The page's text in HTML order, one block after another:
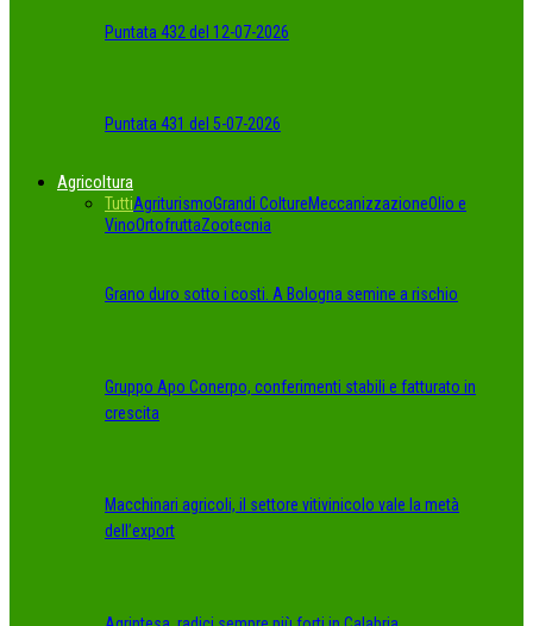
Puntata 432 del 12-07-2026
Puntata 431 del 5-07-2026
Agricoltura
TuttiAgriturismoGrandi ColtureMeccanizzazioneOlio e
VinoOrtofruttaZootecnia
Grano duro sotto i costi. A Bologna semine a rischio
Gruppo Apo Conerpo, conferimenti stabili e fatturato in
crescita
Macchinari agricoli, il settore vitivinicolo vale la metà
dell’export